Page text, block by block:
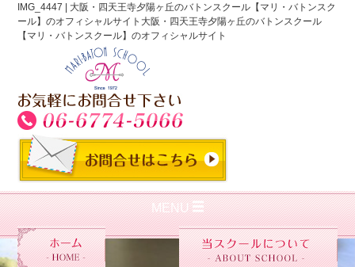
IMG_4447 | 大阪・四天王寺夕陽ヶ丘のバトンスクール【マリ・バトンスク
ール】のオフィシャルサイト大阪・四天王寺夕陽ヶ丘のバトンスクール
【マリ・バトンスクール】のオフィシャルサイト
MENU